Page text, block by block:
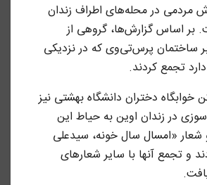
مردمی در محله‌های اطراف زندان
بر اساس گزارش‌ها، گروهی از
ساختمان پرس‌تی‌وی که در نزدیکی
تجمع کردند.
خوابگاه دختران دانشگاه بهشتی نیز
در زندان اوین به حیاط این
شعار «‌امسال سال خونه، سید‌علی
و تجمع آنها با سایر شعارهای